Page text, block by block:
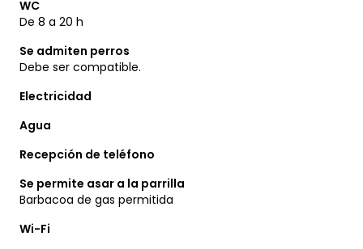
WC
De 8 a 20 h
Se admiten perros
Debe ser compatible.
Electricidad
Agua
Recepción de teléfono
Se permite asar a la parrilla
Barbacoa de gas permitida
Wi-Fi